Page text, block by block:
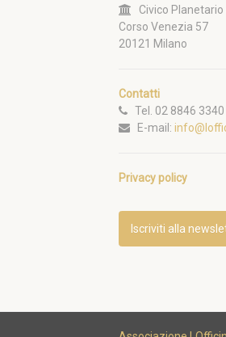
Civico Planetario
Corso Venezia 57
20121 Milano
Contatti
Tel. 02 8846 3340
E-mail:
Privacy policy
Iscriviti alla